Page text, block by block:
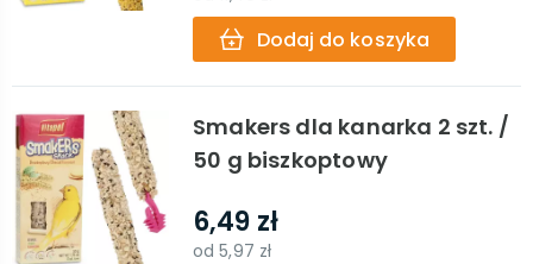
Dodaj do koszyka
Smakers dla kanarka 2 szt. /
50 g biszkoptowy
6,49 zł
od5,97 zł